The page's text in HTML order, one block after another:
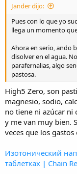
Jander dijo:
Pues con lo que yo
llega un momento
Ahora en serio, ando
disolver en el agua.
parafernalias, algo
pastosa.
High5 Zero, son
magnesio, sodio,
no tiene ni azúcar ni
y me van muy bien.
veces que los
Изотонический
таблетках | Chain